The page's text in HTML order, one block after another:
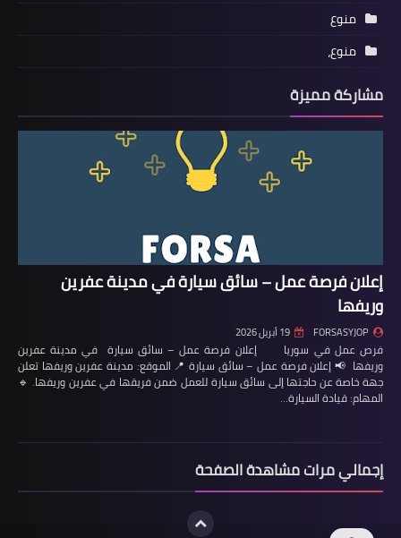
منوع
منوع،
مشاركة مميزة
إعلان فرصة عمل – سائق سيارة في مدينة عفرين
وريفها
FORSASYJOP 19 أبريل 2026
فرص عمل في سوريا إعلان فرصة عمل – سائق سيارة في مدينة عفرين
وريفها 📢 إعلان فرصة عمل – سائق سيارة 📍 الموقع: مدينة عفرين وريفها تعلن
جهة خاصة عن حاجتها إلى سائق سيارة للعمل ضمن فريقها في عفرين وريفها. 🔹
المهام: قيادة السيارة…
إجمالي مرات مشاهدة الصفحة